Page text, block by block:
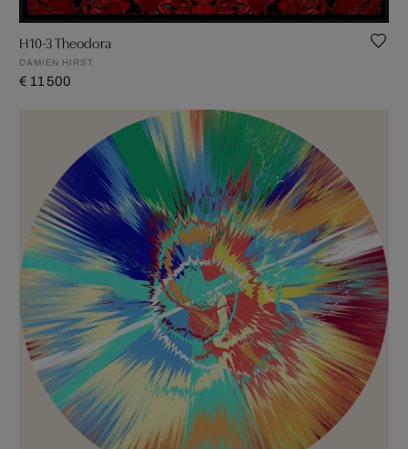
H10-3 Theodora
DAMIEN HIRST
€ 11 500